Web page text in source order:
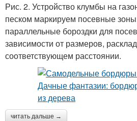
Рис. 2. Устройство клумбы на
песком маркируем посевные
параллельные бороздки для
зависимости от размеров,
соответствующем расстоянии.
читать дальше →